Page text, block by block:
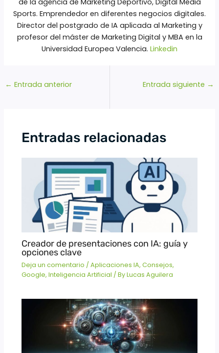
de la agencia de Marketing Deportivo, Digital Media
Sports. Emprendedor en diferentes negocios digitales.
Director del postgrado de IA aplicada al Marketing y
profesor del máster de Marketing Digital y MBA en la
Universidad Europea Valencia. Linkedin
← Entrada anterior Entrada siguiente →
Entradas relacionadas
Creador de presentaciones con IA: guía y
opciones clave
Deja un comentario /Aplicaciones IA,Consejos,
Google,Inteligencia Artificial / ByLucas Aguilera